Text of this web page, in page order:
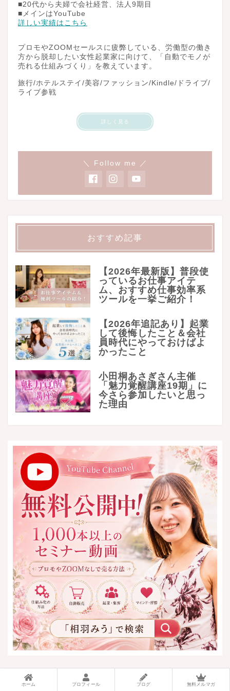
■20代から夫婦で会社経営、法人9期目
■メインはYouTube
詳しい実績はこちら
プロモやZOOMセールスに疲弊している、労働型の働き
方から脱却したい女性起業家に向けて、「自動でモノが
売れる仕組みづくり」を教えています。
旅行/ホテルステイ/美容/ファッション/Kindle/ドライブ/
ライブ参戦
詳しく見る
＼ Follow me ／
おすすめ記事
【2026年最新版】普段使
っているお仕事アイテ
ム、おすすめ仕事効率系
ツールを一挙ご紹介！
【2026年追記あり】起業
して後悔したこと＆会社
員時代にやっておけばよ
かったこと
小田桐あさぎさん主催
「魅力覚醒講座19期」に
今さら参加したいと思っ
た理由
ホーム プロフィール ブログ 無料メルマガ